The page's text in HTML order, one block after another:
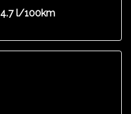
4.7 l/100km